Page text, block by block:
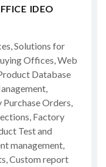
IDEO
Solutions for
Offices, Web
Database
Orders,
Factory
Test and
management,
Custom report